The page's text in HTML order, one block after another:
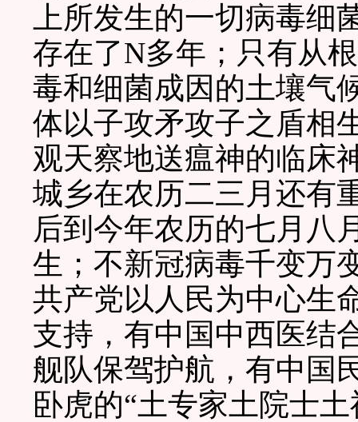
上所发生的一切病毒
存在了N多年；只有从
毒和细菌成因的土壤气
体以子攻矛攻子之盾相
观天察地送瘟神的临床
城乡在农历二三月还
后到今年农历的七月八
生；不新冠病毒千变万
共产党以人民为中心生
支持，有中国中西医结
舰队保驾护航，有中国
卧虎的“土专家土院士